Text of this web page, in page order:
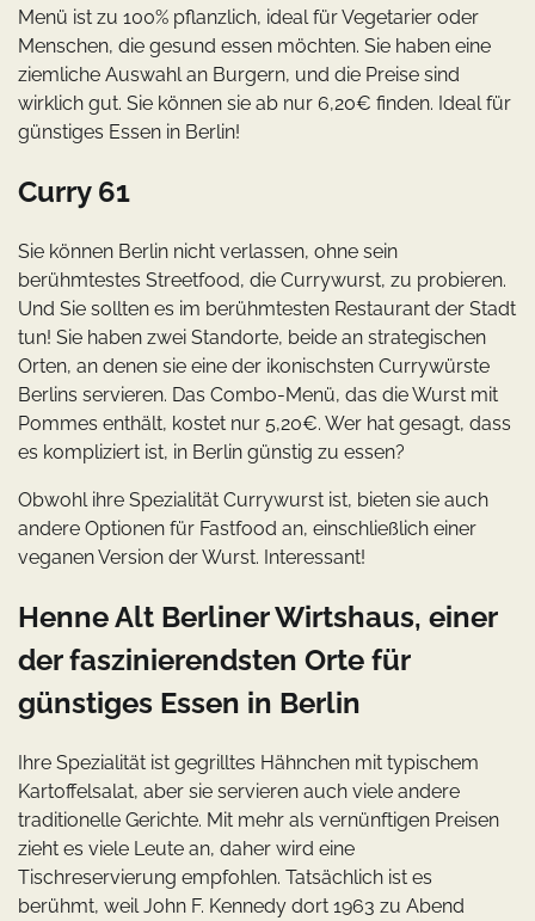
Menü ist zu 100% pflanzlich, ideal für Vegetarier oder
Menschen, die gesund essen möchten. Sie haben eine
ziemliche Auswahl an Burgern, und die Preise sind
wirklich gut. Sie können sie ab nur 6,20€ finden. Ideal für
günstiges Essen in Berlin!
Curry 61
Sie können Berlin nicht verlassen, ohne sein
berühmtestes Streetfood, die Currywurst, zu probieren.
Und Sie sollten es im berühmtesten Restaurant der Stadt
tun! Sie haben zwei Standorte, beide an strategischen
Orten, an denen sie eine der ikonischsten Currywürste
Berlins servieren. Das Combo-Menü, das die Wurst mit
Pommes enthält, kostet nur 5,20€. Wer hat gesagt, dass
es kompliziert ist, in Berlin günstig zu essen?
Obwohl ihre Spezialität Currywurst ist, bieten sie auch
andere Optionen für Fastfood an, einschließlich einer
veganen Version der Wurst. Interessant!
Henne Alt Berliner Wirtshaus, einer
der faszinierendsten Orte für
günstiges Essen in Berlin
Ihre Spezialität ist gegrilltes Hähnchen mit typischem
Kartoffelsalat, aber sie servieren auch viele andere
traditionelle Gerichte. Mit mehr als vernünftigen Preisen
zieht es viele Leute an, daher wird eine
Tischreservierung empfohlen. Tatsächlich ist es
berühmt, weil John F. Kennedy dort 1963 zu Abend